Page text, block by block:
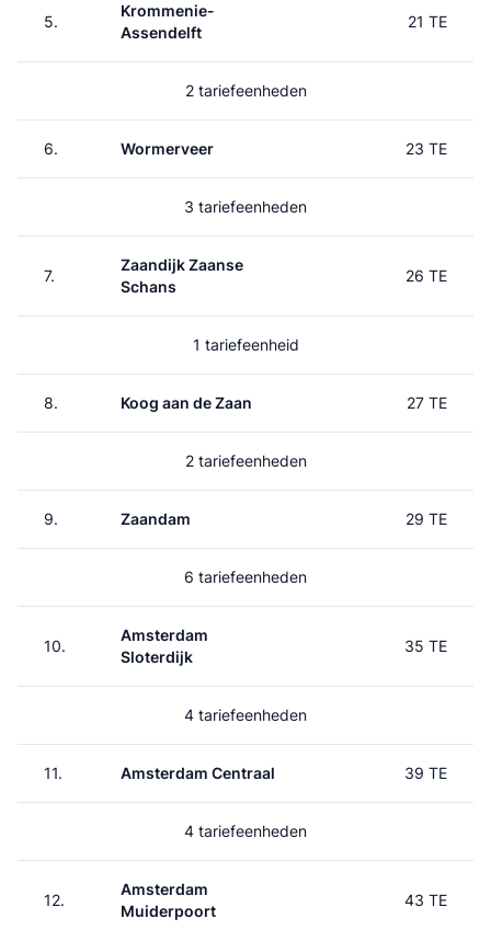
5.
Krommenie-
Assendelft
21 TE
2 tariefeenheden
6. Wormerveer 23 TE
3 tariefeenheden
7.
Zaandijk Zaanse
Schans
26 TE
1 tariefeenheid
8. Koog aan de Zaan 27 TE
2 tariefeenheden
9. Zaandam 29 TE
6 tariefeenheden
10.
Amsterdam
Sloterdijk
35 TE
4 tariefeenheden
11. Amsterdam Centraal 39 TE
4 tariefeenheden
12.
Amsterdam
Muiderpoort
43 TE